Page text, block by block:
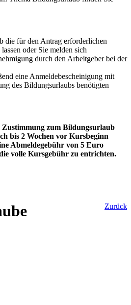
die für den Antrag erforderlichen
oder Sie melden sich
durch den Arbeitgeber bei der
eine Anmeldebescheinigung mit
des Bildungsurlaubs benötigten
Zustimmung zum Bildungsurlaub
bis 2 Wochen vor Kursbeginn
Abmeldegebühr von 5 Euro
volle Kursgebühr zu entrichten.
Zurück